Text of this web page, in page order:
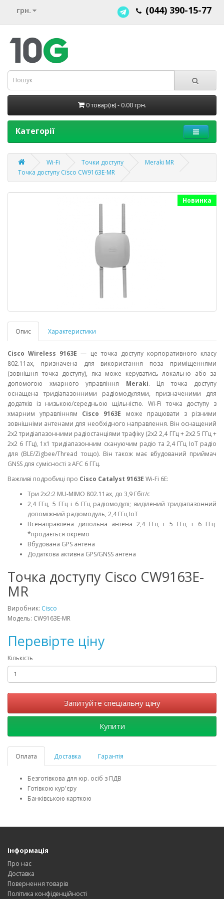
грн. (044) 390-15-77
0 товар(ів) - 0.00 грн.
Категорії
Wi-Fi Точки доступу
Meraki MR
Точка доступу Cisco CW9163E-MR
Новинка
Опис Характеристики
Cisco Wireless 9163E — це точка доступу корпоративного класу
802.11ax, призначена для використання поза приміщеннями
(зовнішня точка доступу), яка може керуватись локально або за
допомогою хмарного управління Meraki. Ця точка доступу
оснащена тридіапазонними радіомодулями, призначеними для
додатків із низькою/середньою щільністю. Wi-Fi точка доступу з
хмарним управлінням Cisco 9163E може працювати з різними
зовнішніми антенами для необхідного направлення. Він оснащений
2x2 тридіапазонними радіостанціями трафіку (2x2 2,4 ГГц + 2x2 5 ГГц +
2x2 6 ГГц), 1x1 тридіапазонним скануючим радіо та 2,4 ГГц IoT радіо
для (BLE/Zigbee/Thread тощо). Він також має вбудований приймач
GNSS для сумісності з AFC 6 ГГц.
Важливі подробиці про Cisco Catalyst 9163E Wi-Fi 6E:
Три 2x2:2 MU-MIMO 802.11ax, до 3,9 Гбіт/с
2,4 ГГц, 5 ГГц і 6 ГГц радіомодулі; виділений тридіапазонний
допоміжний радіомодуль, 2,4 ГГц IoT
Всенаправлена дипольна антена 2,4 ГГц + 5 ГГц + 6 ГГц
*продається окремо
Вбудована GPS антена
Додаткова активна GPS/GNSS антена
Точка доступу Cisco CW9163E-
MR
Виробник: Cisco
Модель: CW9163E-MR
Перевірте ціну
Кількість
Запитуйте спеціальну ціну
Купити
Оплата Доставка Гарантія
Безготівкова для юр. осіб з ПДВ
Готівкою кур'єру
Банківською карткою
Інформація
Про нас
Доставка
Повернення товарів
Політика конфіденційності